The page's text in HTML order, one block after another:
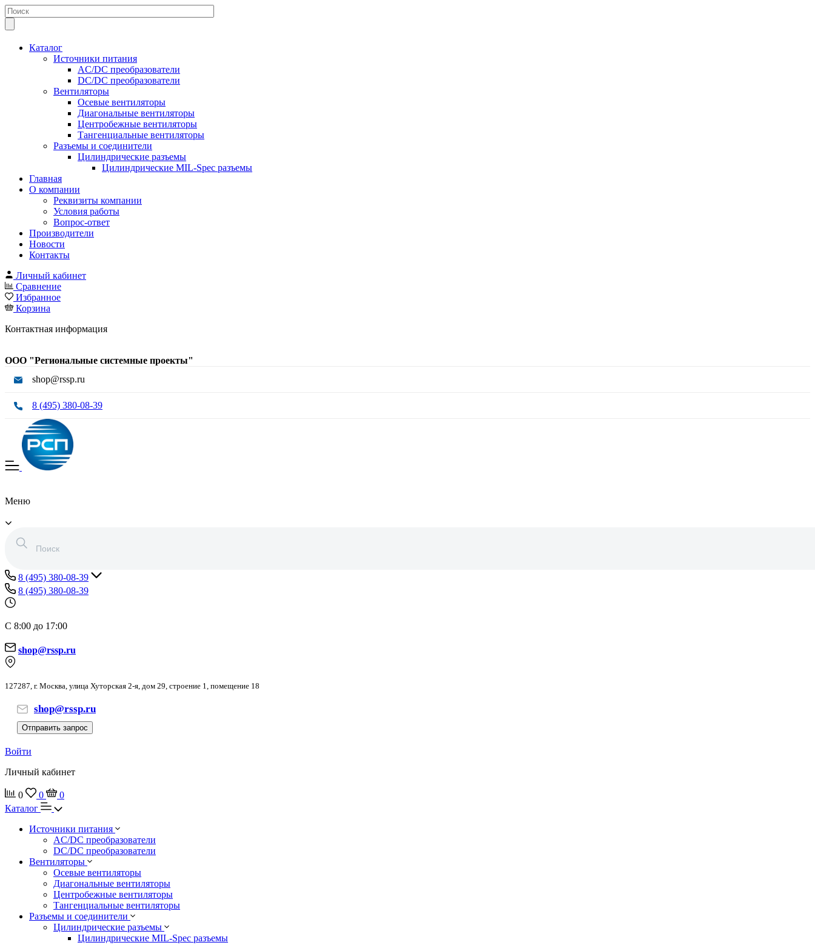
Каталог
Источники питания
AC/DC преобразователи
DC/DC преобразователи
Вентиляторы
Осевые вентиляторы
Диагональные вентиляторы
Центробежные вентиляторы
Тангенциальные вентиляторы
Разъемы и соединители
Цилиндрические разъемы
Цилиндрические MIL-Spec разъемы
Главная
О компании
Реквизиты компании
Условия работы
Вопрос-ответ
Производители
Новости
Контакты
Личный кабинет
Сравнение
Избранное
Корзина
Контактная информация
ООО "Региональные системные проекты"
shop@rssp.ru
8 (495) 380-08-39
Меню
8 (495) 380-08-39
8 (495) 380-08-39
С 8:00 до 17:00
shop@rssp.ru
127287, г. Москва, улица Хуторская 2-я, дом 29, строение 1, помещение 18
shop@rssp.ru
Отправить запрос
Войти
Личный кабинет
0 0
0
Каталог
Источники питания
AC/DC преобразователи
DC/DC преобразователи
Вентиляторы
Осевые вентиляторы
Диагональные вентиляторы
Центробежные вентиляторы
Тангенциальные вентиляторы
Разъемы и соединители
Цилиндрические разъемы
Цилиндрические MIL-Spec разъемы